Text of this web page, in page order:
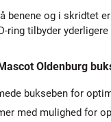
benene og i skridtet
ring tilbyder
Oldenburg
bukseben for
med mulighed for